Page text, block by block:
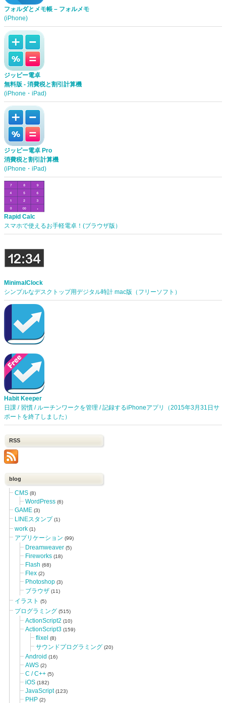
フォルダとメモ帳 – フォルメモ
(iPhone)
ジッピー電卓
無料版 - 消費税と割引計算機
(iPhone・iPad)
ジッピー電卓 Pro
消費税と割引計算機
(iPhone・iPad)
Rapid Calc
スマホで使えるお手軽電卓！(ブラウザ版）
MinimalClock
シンプルなデスクトップ用デジタル時計 mac版（フリーソフト）
Habit Keeper
日課 / 習慣 / ルーチンワークを管理 / 記録するiPhoneアプリ（2015年3月31日サ
ポートを終了しました）
RSS
blog
CMS (8)
WordPress (6)
GAME (3)
LINEスタンプ (1)
work (1)
アプリケーション (99)
Dreamweaver (5)
Fireworks (18)
Flash (68)
Flex (2)
Photoshop (3)
ブラウザ (11)
イラスト (5)
プログラミング (515)
ActionScript2 (10)
ActionScript3 (159)
flixel (8)
サウンドプログラミング (20)
Android (16)
AWS (2)
C / C++ (5)
iOS (182)
JavaScript(123)
PHP (2)